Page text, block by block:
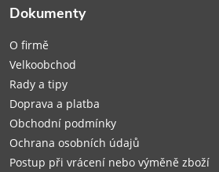
Dokumenty
O firmě
Velkoobchod
Rady a tipy
Doprava a platba
Obchodní podmínky
Ochrana osobních údajů
Postup při vrácení nebo výměně zboží